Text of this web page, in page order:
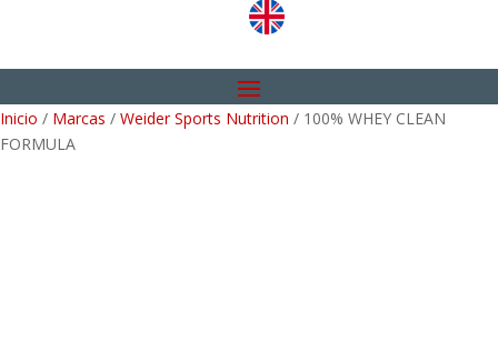
Inicio / Marcas / Weider Sports Nutrition / 100% WHEY CLEAN
FORMULA